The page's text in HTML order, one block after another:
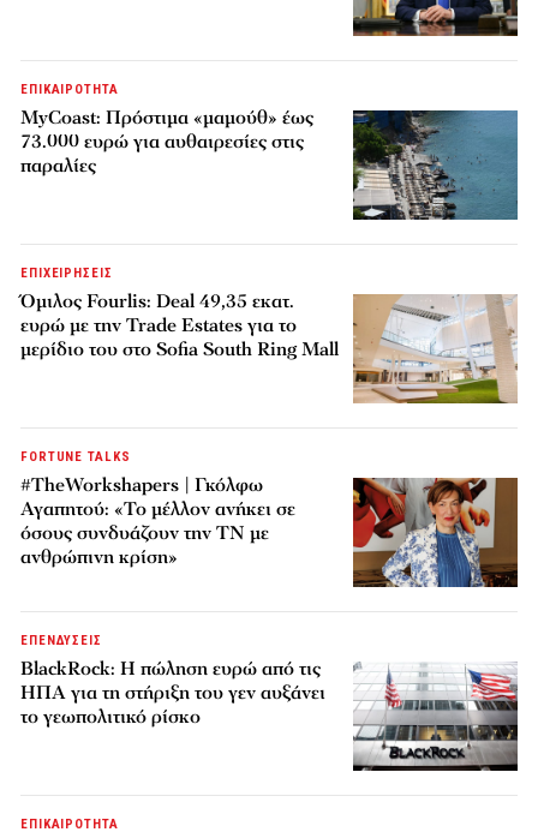
ΕΠΙΚΑΙΡΟΤΗΤΑ
MyCoast: Πρόστιμα «μαμούθ» έως
73.000 ευρώ για αυθαιρεσίες στις
παραλίες
ΕΠΙΧΕΙΡΗΣΕΙΣ
Όμιλος Fourlis: Deal 49,35 εκατ.
ευρώ με την Trade Estates για το
μερίδιο του στο Sofia South Ring Mall
FORTUNE TALKS
#TheWorkshapers | Γκόλφω
Αγαπητού: «Το μέλλον ανήκει σε
όσους συνδυάζουν την ΤΝ με
ανθρώπινη κρίση»
ΕΠΕΝΔΥΣΕΙΣ
BlackRock: Η πώληση ευρώ από τις
ΗΠΑ για τη στήριξη του γεν αυξάνει
το γεωπολιτικό ρίσκο
ΕΠΙΚΑΙΡΟΤΗΤΑ